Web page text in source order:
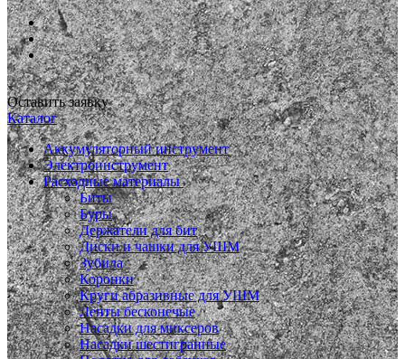
Оставить заявку
Каталог
Аккумуляторный инструмент
Электроинструмент
Расходные материалы
Биты
Буры
Держатели для бит
Диски и чашки для УШМ
Зубила
Коронки
Круги абразивные для УШМ
Ленты бесконечые
Насадки для миксеров
Насадки шестигранные